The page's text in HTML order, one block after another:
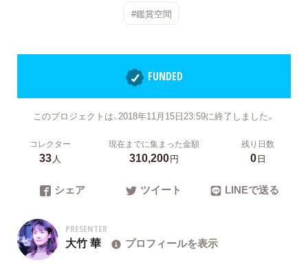
#鑑賞空間
FUNDED
このプロジェクトは、2018年11月15日23:59に終了しました。
コレクター
33人
現在までに集まった金額
310,200円
残り日数
0日
シェア ツイート LINEで送る
PRESENTER
大竹 華 プロフィールを表示